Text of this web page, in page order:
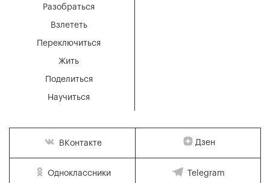
Разобраться
Взлететь
Переключиться
Жить
Поделиться
Научиться
ВКонтакте Дзен
Одноклассники Telegram